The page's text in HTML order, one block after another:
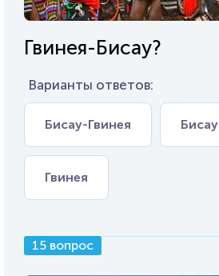
Гвинея-Бисау?
Варианты ответов:
Бисау-Гвинея Бисау
Гвинея
15 вопрос